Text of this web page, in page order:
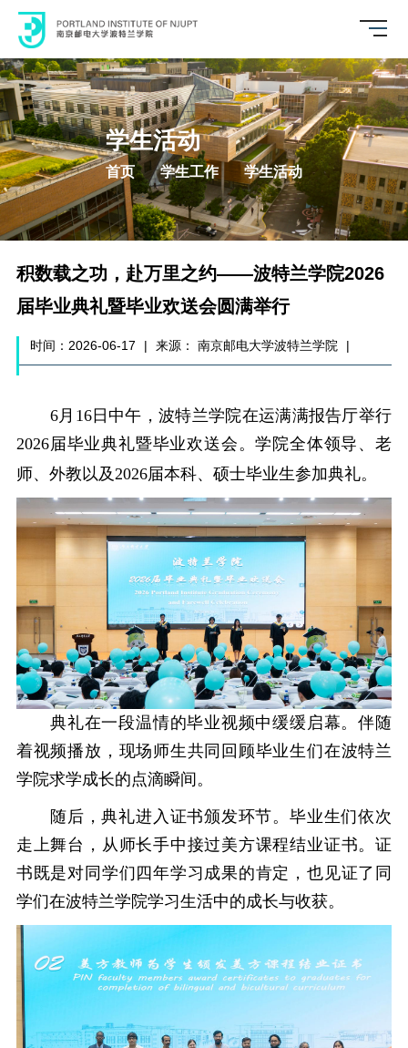
学生活动
首页 学生工作 学生活动
积数载之功，赴万里之约——波特兰学院2026
届毕业典礼暨毕业欢送会圆满举行
时间：2026-06-17 | 来源： 南京邮电大学波特兰学院 |
6月16日中午，波特兰学院在运满满报告厅举行
2026届毕业典礼暨毕业欢送会。学院全体领导、老
师、 外教以及 2026届本科、硕士毕业生参加典礼。
典礼在一段温情的毕业视频中缓缓启幕。伴随
着视频播放，现场师生共同回顾毕业生们在波特兰
学院求学成长的点滴瞬间。
随后，典礼进入证书颁发环节。毕业生们依次
走上舞台，从师长手中接过美方课程结业证书。证
书既是对同学们四年学习成果的肯定，也见证了 同
学们在波特兰学院学习生活中的成长与收获。